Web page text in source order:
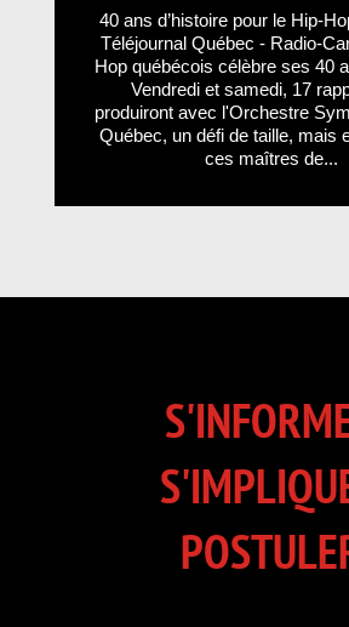
40 ans d’histoire pour le Hip-
Téléjournal Québec - Radio-
Hop québécois célèbre ses 40
Vendredi et samedi, 17
produiront avec l'Orchestre
Québec, un défi de taille, mais
ces maîtres de...